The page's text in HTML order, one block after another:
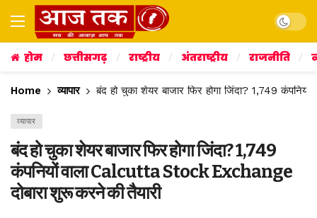
Dark
होम छत्तीसगढ़ राष्ट्रीय अंतराष्ट्रीय राजनीति
Home व्यापार बंद हो चुका शेयर बाजार फिर होगा जिंदा? 1,749
व्यापार
बंद हो चुका शेयर बाजार फिर होगा जिंदा? 1,749
कंपनियों वाला Calcutta Stock Exchange
दोबारा शुरू करने की तैयारी